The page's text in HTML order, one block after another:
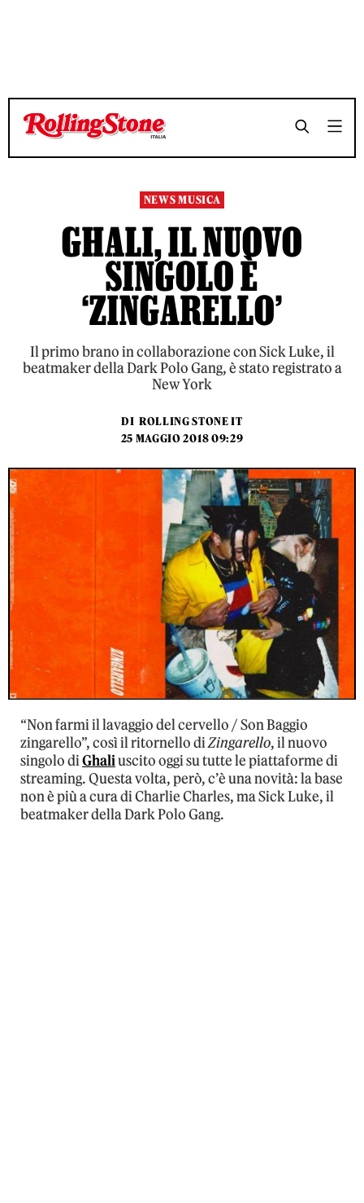
TEMPO DI LETTURA 2 MINUTI SHARE
TEMPO DI LETTURA 2 MINUTI SHARE
NEWS MUSICA
GHALI, IL NUOVO
SINGOLO È
‘ZINGARELLO’
Il primo brano in collaborazione con Sick Luke, il
beatmaker della Dark Polo Gang, è stato registrato a
New York
DI ROLLING STONE IT
25 MAGGIO 2018 09:29
“Non farmi il lavaggio del cervello / Son Baggio
zingarello”, così il ritornello diZingarello, il nuovo
singolo diGhaliuscito oggi su tutte le piattaforme di
streaming. Questa volta, però, c’è una novità: la base
non è più a cura di Charlie Charles, ma Sick Luke, il
beatmaker della Dark Polo Gang.